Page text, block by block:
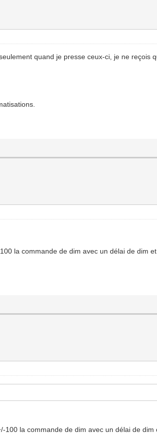
quand je presse ceux-ci, je ne reçois
la commande de dim avec un délai de dim
la commande de dim avec un délai de